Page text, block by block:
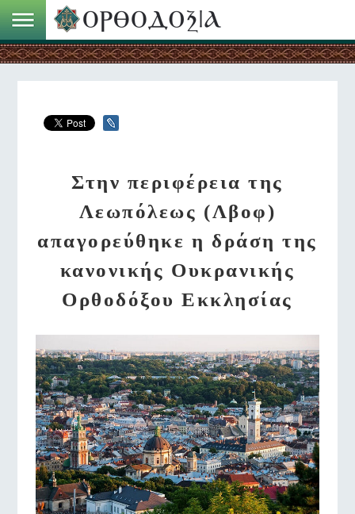
Στην περιφέρεια της
Λεωπόλεως (Λβοφ)
απαγορεύθηκε η δράση της
κανονικής Ουκρανικής
Ορθοδόξου Εκκλησίας